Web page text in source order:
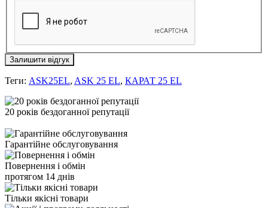
Залишити відгук
Теги: ASK25EL, ASK 25 EL, КАРАТ 25 EL
20 років бездоганної репутації
Гарантійне обслуговування
Повернення і обмін
протягом 14 днів
Тільки якісні товари